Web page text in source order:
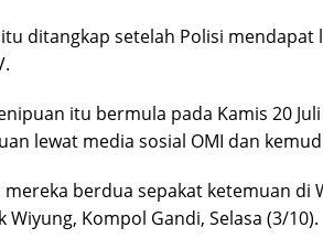
itu ditangkap setelah Polisi
itu bermula pada Kamis 20
lewat media sosial OMI dan
mereka berdua sepakat ketemuan di
Wiyung, Kompol Gandi, Selasa (3/10).